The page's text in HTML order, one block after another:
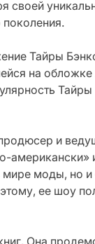
своей
Тайры
на
и
американски»
мире моды, но
ее шоу
Она